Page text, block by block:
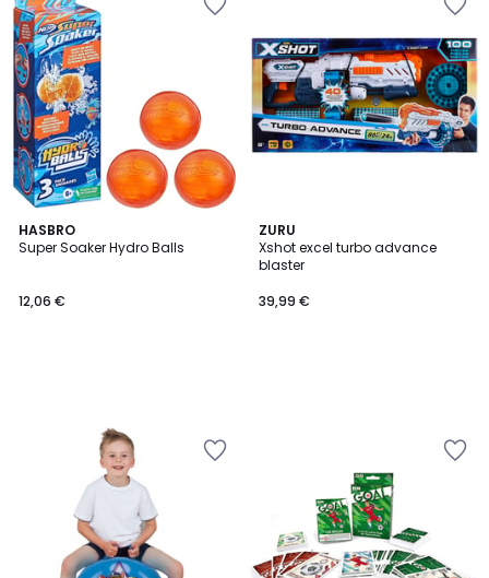
HASBRO
Super Soaker Hydro Balls
12,06 €
ZURU
Xshot excel turbo advance
blaster
39,99 €